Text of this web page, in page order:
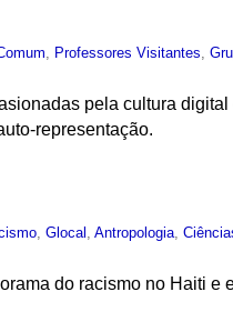
Professores Visitantes ,
pela cultura digital
representação.
,Glocal ,Antropologia ,
do racismo no Haiti e